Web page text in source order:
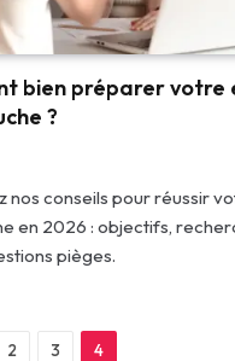
bien préparer votre
?
nos conseils pour réussir
en 2026 : objectifs,
pièges.
2 3 4